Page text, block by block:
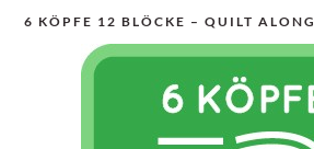
6 KÖPFE 12 BLÖCKE – QUILT ALONG